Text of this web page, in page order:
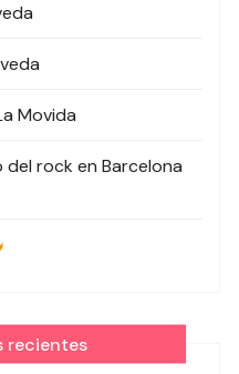
Movida
del rock en Barcelona
recientes